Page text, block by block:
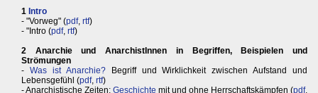
1 Intro
- "Vorweg" (pdf, rtf)
- "Intro (pdf, rtf)
2 Anarchie und AnarchistInnen in Begriffen, Beispielen und
Strömungen
- Was ist Anarchie?Begriff und Wirklichkeit zwischen Aufstand und
Lebensgefühl (pdf, rtf)
- Anarchistische Zeiten:Geschichte mit und ohne Herrschaftskämpfen (pdf,